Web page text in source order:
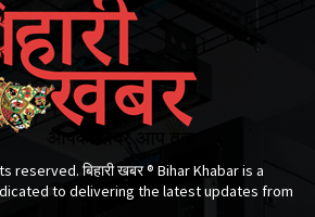
reserved. बिहारी खबर ®​ Bihar Khabar is a
to delivering the latest updates from